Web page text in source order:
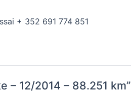
+ 352 691 774 851
– 12/2014 – 88.251 km”